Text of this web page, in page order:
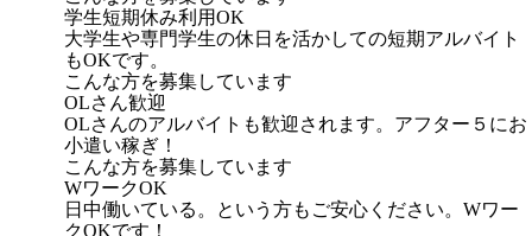
学生短期休み利用OK
大学生や専門学生の休日を活かしての短期アルバイト
もOKです。
こんな方を募集しています
OLさん歓迎
OLさんのアルバイトも歓迎されます。アフター５にお
小遣い稼ぎ！
こんな方を募集しています
WワークOK
日中働いている。という方もご安心ください。Wワー
クOKです！